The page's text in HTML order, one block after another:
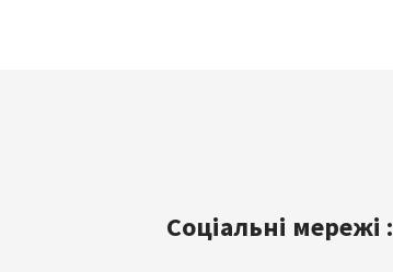
Соціальні мережі :